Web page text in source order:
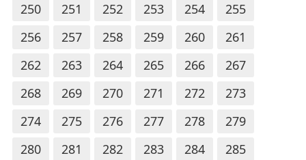
250
251 252 253 254
255
256
257 258 259 260
261
262
263 264 265 266
267
268
269 270 271 272
273
274
275 276 277 278
279
280
281 282 283 284
285